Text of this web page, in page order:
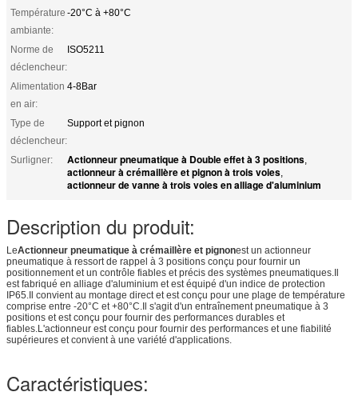
Température
ambiante:
-20°C à +80°C
Norme de
déclencheur:
ISO5211
Alimentation
en air:
4-8Bar
Type de
déclencheur:
Support et pignon
Surligner: Actionneur pneumatique à Double effet à 3 positions,
actionneur à crémaillère et pignon à trois voies,
actionneur de vanne à trois voies en alliage d'aluminium
Description du produit:
LeActionneur pneumatique à crémaillère et pignonest un actionneur
pneumatique à ressort de rappel à 3 positions conçu pour fournir un
positionnement et un contrôle fiables et précis des systèmes pneumatiques.Il
est fabriqué en alliage d'aluminium et est équipé d'un indice de protection
IP65.Il convient au montage direct et est conçu pour une plage de température
comprise entre -20°C et +80°C.Il s'agit d'un entraînement pneumatique à 3
positions et est conçu pour fournir des performances durables et
fiables.L'actionneur est conçu pour fournir des performances et une fiabilité
supérieures et convient à une variété d'applications.
Caractéristiques: